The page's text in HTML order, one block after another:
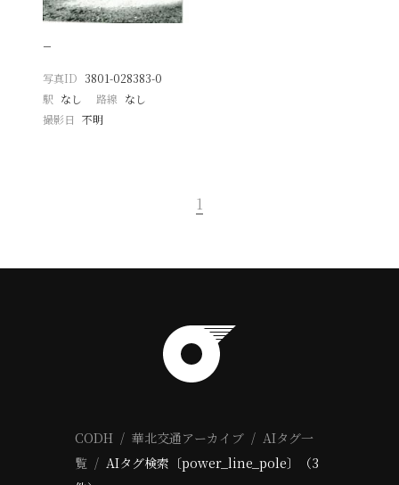
−
写真ID 3801-028383-0
駅 なし 路線 なし
撮影日
不明
1
CODH 華北交通アーカイブ
AIタグ一
覧
AIタグ検索〔power_line_pole〕（3